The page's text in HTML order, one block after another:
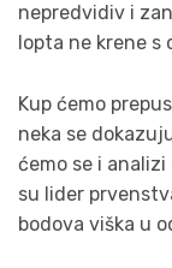
nepredvidiv i
lopta ne krene s
Kup ćemo
neka se
ćemo se i
su lider
bodova viška u